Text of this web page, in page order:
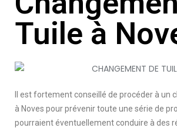
Tuile à
Il est fortement conseillé de procéder à un
à Noves pour prévenir toute une série de
pourraient éventuellement conduire à des